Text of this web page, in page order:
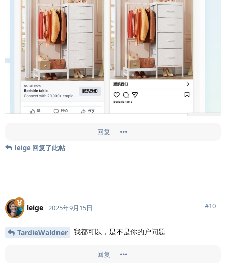
回复
leige 回复了此帖
leige 2025年9月15日 #10
TardieWaldner 我都可以，是不是你的户问题
回复